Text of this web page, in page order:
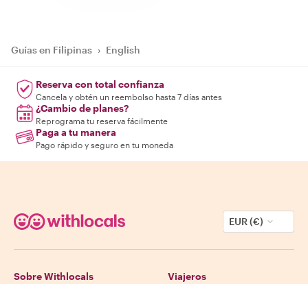
Guías en Filipinas › English
Reserva con total confianza
Cancela y obtén un reembolso hasta 7 días antes
¿Cambio de planes?
Reprograma tu reserva fácilmente
Paga a tu manera
Pago rápido y seguro en tu moneda
EUR (€)
Sobre Withlocals Viajeros